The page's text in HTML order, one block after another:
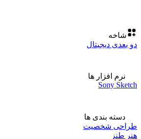
شاخه
دو بعدی دیجیتال
نرم افزار ها
Sony Sketch
دسته بندی ها
طراحی شخصیت
هنر طنز